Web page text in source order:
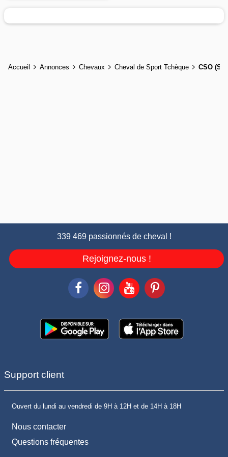
Accueil Annonces Chevaux Cheval de Sport Tchèque CSO
339 469 passionnés de cheval !
Rejoignez-nous !
Support client
Ouvert du lundi au vendredi de 9H à 12H et de 14H à 18H
Nous contacter
Questions fréquentes